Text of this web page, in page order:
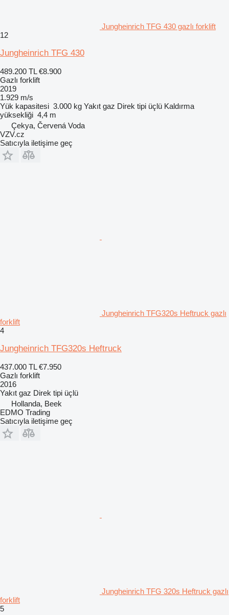
Jungheinrich TFG 430 gazlı forklift
12
Jungheinrich TFG 430
489.200 TL €8.900
Gazlı forklift
2019
1.929 m/s
Yük kapasitesi 3.000 kg Yakıt gaz Direk tipi üçlü Kaldırma
yüksekliği 4,4 m
Çekya, Červená Voda
VZV.cz
Satıcıyla iletişime geç
Jungheinrich TFG320s Heftruck gazlı
forklift
4
Jungheinrich TFG320s Heftruck
437.000 TL €7.950
Gazlı forklift
2016
Yakıt gaz Direk tipi üçlü
Hollanda, Beek
EDMO Trading
Satıcıyla iletişime geç
Jungheinrich TFG 320s Heftruck gazlı
forklift
5